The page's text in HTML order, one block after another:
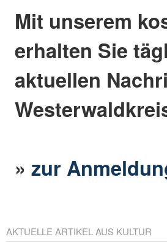
Mit unserem
erhalten Sie
aktuellen
»zur
AKTUELLE ARTIKEL AUS KULTUR